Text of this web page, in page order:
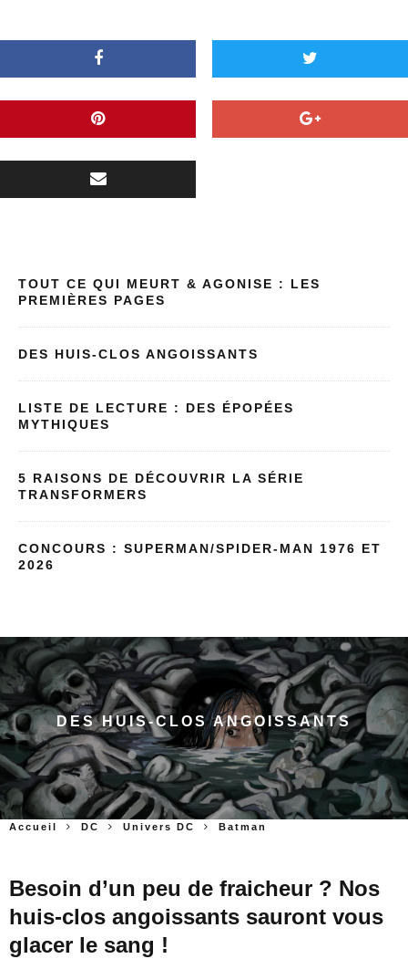
TOUT CE QUI MEURT & AGONISE : LES
PREMIÈRES PAGES
DES HUIS-CLOS ANGOISSANTS
LISTE DE LECTURE : DES ÉPOPÉES
MYTHIQUES
5 RAISONS DE DÉCOUVRIR LA SÉRIE
TRANSFORMERS
CONCOURS : SUPERMAN/SPIDER-MAN 1976 ET
2026
DES HUIS-CLOS ANGOISSANTS
Accueil DC Univers DC Batman
Besoin d’un peu de fraicheur ? Nos
huis-clos angoissants sauront vous
glacer le sang !